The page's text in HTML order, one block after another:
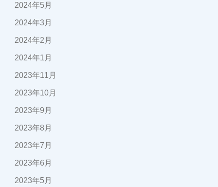
2024年5月
2024年3月
2024年2月
2024年1月
2023年11月
2023年10月
2023年9月
2023年8月
2023年7月
2023年6月
2023年5月